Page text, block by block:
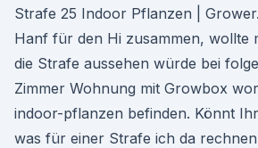
Strafe 25 Indoor Pflanzen |
Hanf für den Hi zusammen, wollte
die Strafe aussehen würde bei
Zimmer Wohnung mit Growbox
indoor-pflanzen befinden. Könnt
was für einer Strafe ich da